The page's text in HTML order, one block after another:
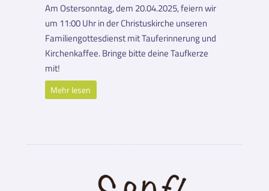
Am Ostersonntag, dem 20.04.2025, feiern wir
um 11:00 Uhr in der Christuskirche unseren
Familiengottesdienst mit Tauferinnerung und
Kirchenkaffee. Bringe bitte deine Taufkerze
mit!
Mehr lesen